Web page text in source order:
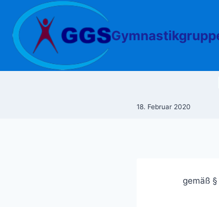
Inhalt
springen
18. Februar 2020
gemäß